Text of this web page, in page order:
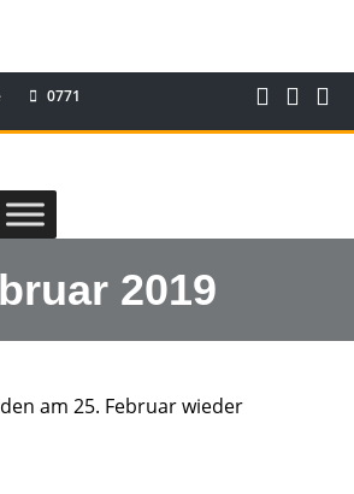
0771
2019
am 25. Februar wieder